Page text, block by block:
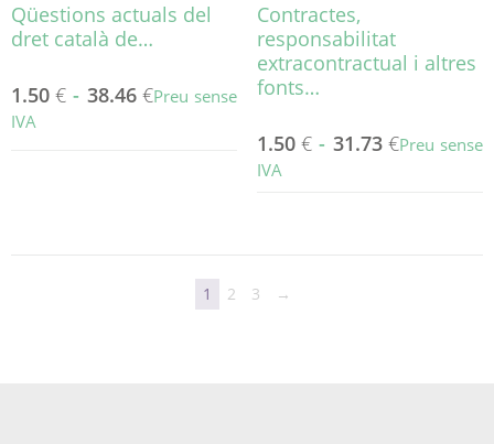
Qüestions actuals del
dret català de…
1.50 € - 38.46 €Preu sense
IVA
Contractes,
responsabilitat
extracontractual i altres
fonts…
1.50 €- 31.73 €Preu sense
IVA
variants.
1 2 3 →